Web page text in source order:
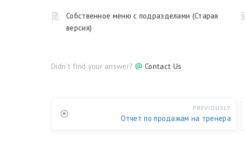
Собственное меню с подразделами (Старая
версия)
Didn't find your answer? Contact Us
PREVIOUSLY
Отчет по продажам на тренера